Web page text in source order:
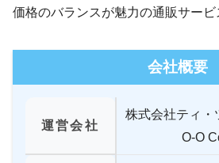
価格のバランスが魅力の通販サービ
会社概要
運営会社
株式会社ティ・
O-O